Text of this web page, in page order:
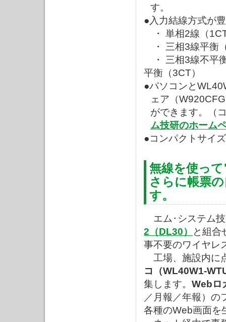
す。
●入力結線方式が
・ 単相2線（
・ 三相3線平衡
・ 三相3線不平
平衡（3CT）
●パソコンと
ェア（
ができます。（
ム技研のホーム
●コンパクトサイ
無線を使っ
さらに帳票
す。
エム･システム
2（DL30）
と組合
事不要のワイヤレ
工場、施設内に
コ（WL40W1-
集します。 Webロ
／月報／年報）の
各種のWeb画面を